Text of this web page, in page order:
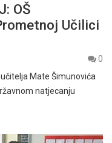
OŠ
Učilici
0
Mate Šimunovića
natjecanju